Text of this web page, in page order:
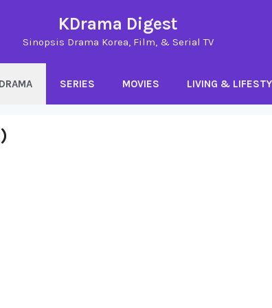
KDrama Digest
Sinopsis Drama Korea, Film, & Serial TV
SERIES MOVIES LIVING &